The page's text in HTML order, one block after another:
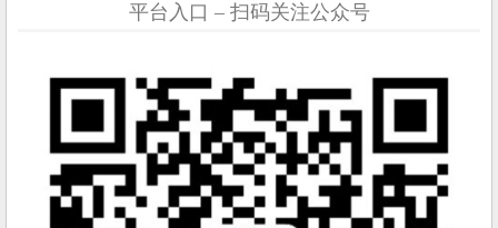
平台入口 – 扫码关注公众号